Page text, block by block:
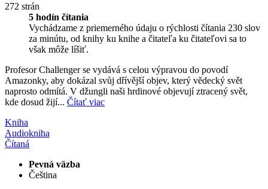
272 strán
5 hodín čítania
Vychádzame z priemerného údaju o rýchlosti čítania 230 slov
za minútu, od knihy ku knihe a čitateľa ku čitateľovi sa to
však môže líšiť.
Profesor Challenger se vydává s celou výpravou do povodí
Amazonky, aby dokázal svůj dřívější objev, který vědecký svět
naprosto odmítá. V džungli naši hrdinové objevují ztracený svět,
kde dosud žijí... Čítať viac
Kniha
Audiokniha
Čítaná
Pevná väzba
Čeština